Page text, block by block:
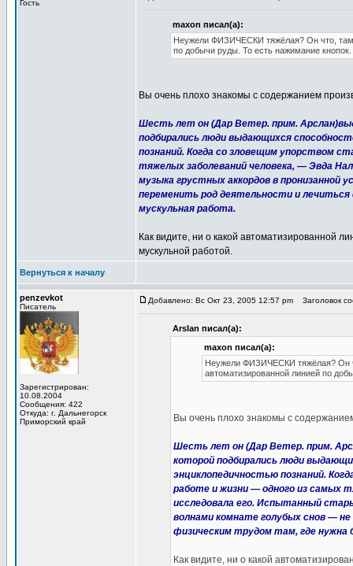
Гость
maxon писал(а):
Неужели ФИЗИЧЕСКИ тяжёлая? Он что, там
по добычи руды. То есть нажимание кнопок.
Вы очень плохо знакомы с содержанием
Шесть лет он (Дар Ветер. прим.
подбирались люди выдающихся
познаний. Когда со зловещим упорством
тяжелых заболеваний человека, — Эвда
музыка грустных аккордов в пронизанной
переменить род деятельности и
мускульная работа.
Как видите, ни о какой автоматизированной
мускульной работой.
Вернуться к началу
penzevkot
Писатель
Зарегистрирован:
10.08.2004
Сообщения: 422
Откуда: г. Дальнегорск
Приморский край
Добавлено: Вс Окт 23, 2005 12:57 pm Заголовок
Arslan писал(а):
maxon писал(а):
Неужели ФИЗИЧЕСКИ тяжёлая? Он
автоматизированной линией по
Вы очень плохо знакомы с
Шесть лет он (Дар Ветер. прим.
которой подбирались люди
энциклопедичностью познаний.
работе и жизни — одного из самых
исследовала его. Испытанный
волнами комнате голубых снов —
физическим трудом там, где нужна
Как видите, ни о какой